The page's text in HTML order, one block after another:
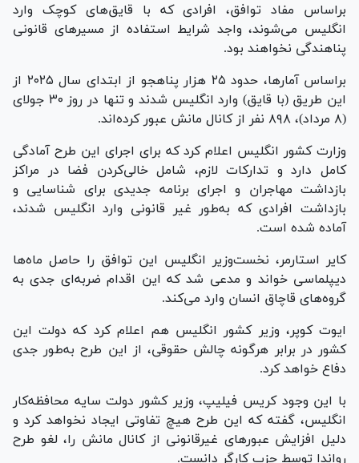
براساس مفاد توافق، افرادی که با قایق‌های کوچک وارد
انگلیس می‌شوند، واجد شرایط استفاده از مسیر‌های قانونی
پناهندگی نخواهند بود.
براساس آمارها، حدود ۲۵ هزار پناهجو از ابتدای سال ۲۰۲۵ از
این طریق (با قایق) وارد انگلیس شدند و تنها در روز ۳۰ جولای
(۸ مرداد)، ۸۹۸ نفر از کانال مانش عبور کرده‌اند.
وزارت کشور انگلیس اعلام کرد که برای اجرای این طرح آمادگی
کامل دارد و تدارکات لازم، شامل خالی‌کردن فضا در مراکز
بازداشت مهاجران و اجرای برنامه جدیدی برای شناسایی و
بازداشت افرادی که به‌طور غیر قانونی وارد انگلیس شدند،
آماده شده است.
کا‌یر استارمر، نخست‌وزیر انگلیس این توافق را حاصل ماه‌ها
دیپلماسی خواند و مدعی شد که این اقدام ضربه‌ای جدی به
گروه‌های قاچاق انسان وارد می‌کند.
ایوت کوپر، وزیر کشور انگلیس هم اعلام کرد که دولت این
کشور در برابر هرگونه چالش حقوقی، از این طرح به‌طور جدی
دفاع خواهد کرد.
با این وجود کریس فیلیپ، وزیر کشور دولت سایه محافظه‌کار
انگلیس، گفته که این طرح هیچ تفاوتی ایجاد نخواهد کرد و
دلیل افزایش عبور‌های غیرقانونی از کانال مانش را، لغو طرح
رواندا توسط حزب کارگر دانست.